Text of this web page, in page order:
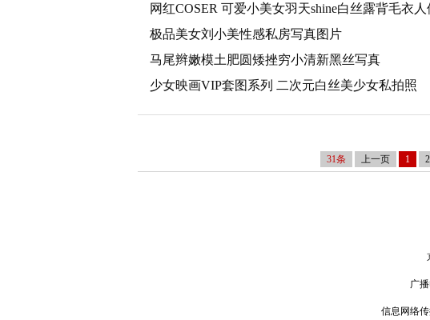
网红COSER 可爱小美女羽天shine白丝露背毛衣
极品美女刘小美性感私房写真图片
马尾辫嫩模土肥圆矮挫穷小清新黑丝写真
少女映画VIP套图系列 二次元白丝美少女私拍照
31条 上一页 1 2
广
信息网络